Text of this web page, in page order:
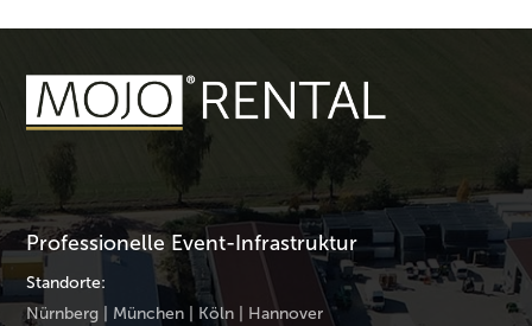
Professionelle Event-Infrastruktur
Standorte:
Nürnberg | München | Köln | Hannover